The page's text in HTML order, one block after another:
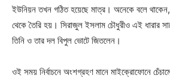
ইউনিয়ন তখন গঠিত হয়েছে মাত্র। অনেকে বলে থাকেন,
থেকে তৈরি হয়। সিরাজুল ইসলাম চৌধুরীও এই ধারার
তিনি ও তার দল বিপুল ভোটে জিতলেন।
ওই সময় নির্বাচনে অংশগ্রহণ মানে মাইক্রোফোনে